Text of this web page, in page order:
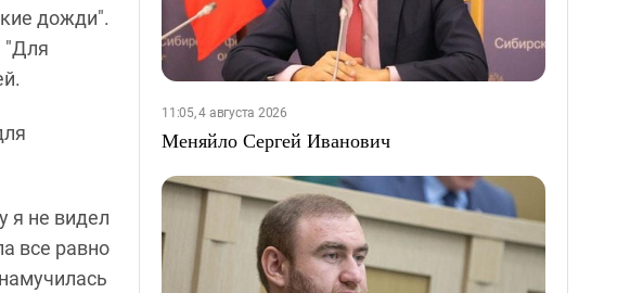
дожди".
"Для
я не видел
все равно
11:05, 4 августа 2026
Меняйло Сергей Иванович